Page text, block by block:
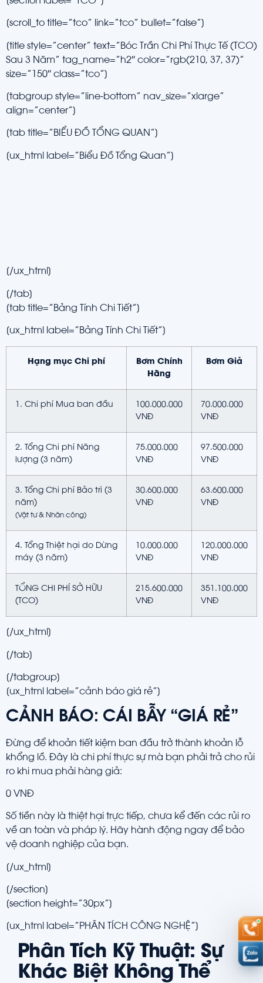
[scroll_to title=”tco” link=”tco” bullet=”false”]
[title style=”center” text=”Bóc Trần Chi Phí Thực Tế (TCO)
Sau 3 Năm” tag_name=”h2″ color=”rgb(210, 37, 37)”
size=”150″ class=”tco”]
[tabgroup style=”line-bottom” nav_size=”xlarge”
align=”center”]
[tab title=”BIỂU ĐỒ TỔNG QUAN”]
[ux_html label=”Biểu Đồ Tổng Quan”]
[/ux_html]
[/tab]
[tab title=”Bảng Tính Chi Tiết”]
[ux_html label=”Bảng Tính Chi Tiết”]
Hạng mục Chi phí
Bơm Chính
Hãng
Bơm Giả
1. Chi phí Mua ban đầu
100.000.000
VNĐ
70.000.000
VNĐ
2. Tổng Chi phí Năng
lượng (3 năm)
75.000.000
VNĐ
97.500.000
VNĐ
3. Tổng Chi phí Bảo trì (3
năm)
(Vật tư & Nhân công)
30.600.000
VNĐ
63.600.000
VNĐ
4. Tổng Thiệt hại do Dừng
máy (3 năm)
10.000.000
VNĐ
120.000.000
VNĐ
TỔNG CHI PHÍ SỞ HỮU
(TCO)
215.600.000
VNĐ
351.100.000
VNĐ
[/ux_html]
[/tab]
[/tabgroup]
[ux_html label=”cảnh báo giá rẻ”]
CẢNH BÁO: CÁI BẪY “GIÁ RẺ”
Đừng để khoản tiết kiệm ban đầu trở thành khoản lỗ
khổng lồ. Đây là chi phí thực sự mà bạn phải trả cho rủi
ro khi mua phải hàng giả:
0 VNĐ
Số tiền này là thiệt hại trực tiếp, chưa kể đến các rủi ro
về an toàn và pháp lý. Hãy hành động ngay để bảo
vệ doanh nghiệp của bạn.
[/ux_html]
[/section]
[section height=”30px”]
[ux_html label=”PHÂN TÍCH CÔNG NGHỆ”]
Phân Tích Kỹ Thuật: Sự
Khác Biệt Không Thể